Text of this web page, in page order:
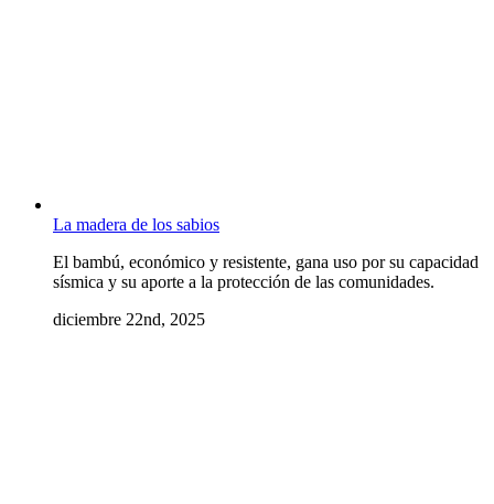
La madera de los sabios
El bambú, económico y resistente, gana uso por su capacidad
sísmica y su aporte a la protección de las comunidades.
diciembre 22nd, 2025